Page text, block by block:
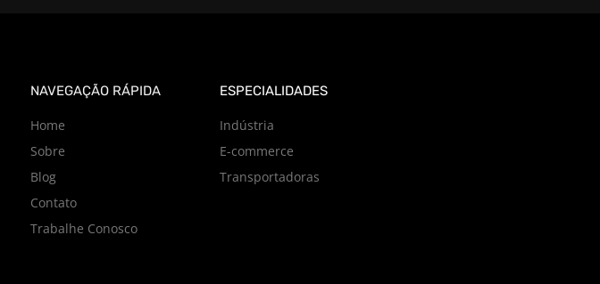
NAVEGAÇÃO RÁPIDA
Home
Sobre
Blog
Contato
Trabalhe Conosco
ESPECIALIDADES
Indústria
E-commerce
Transportadoras